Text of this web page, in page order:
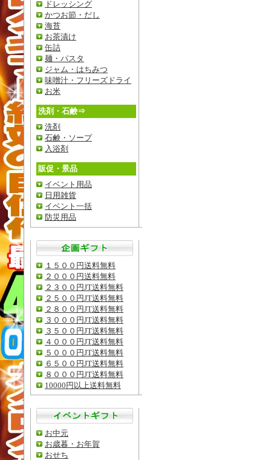
ドレッシング
かつお節・だし
海苔
お茶漬け
缶詰
麺・パスタ
ジャム・はちみつ
味噌汁・フリーズドライ
お米
洗剤・石鹸⇒
洗剤
石鹸・ソープ
入浴剤
販促・景品
イベント用品
日用雑貨
イベント一括
防災用品
１５００円送料無料
２０００円送料無料
２３００円JT送料無料
２５００円JT送料無料
２８００円JT送料無料
３０００円JT送料無料
３５００円JT送料無料
４０００円JT送料無料
５０００円JT送料無料
６５００円JT送料無料
８０００円JT送料無料
10000円以上送料無料
お中元
お歳暮・お年賀
おせち